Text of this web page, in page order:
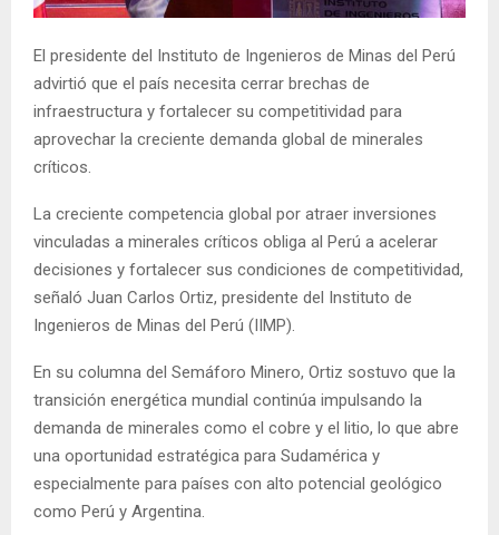
El presidente del Instituto de Ingenieros de Minas del Perú
advirtió que el país necesita cerrar brechas de
infraestructura y fortalecer su competitividad para
aprovechar la creciente demanda global de minerales
críticos.
La creciente competencia global por atraer inversiones
vinculadas a minerales críticos obliga al Perú a acelerar
decisiones y fortalecer sus condiciones de competitividad,
señaló Juan Carlos Ortiz, presidente del Instituto de
Ingenieros de Minas del Perú (IIMP).
En su columna del Semáforo Minero, Ortiz sostuvo que la
transición energética mundial continúa impulsando la
demanda de minerales como el cobre y el litio, lo que abre
una oportunidad estratégica para Sudamérica y
especialmente para países con alto potencial geológico
como Perú y Argentina.